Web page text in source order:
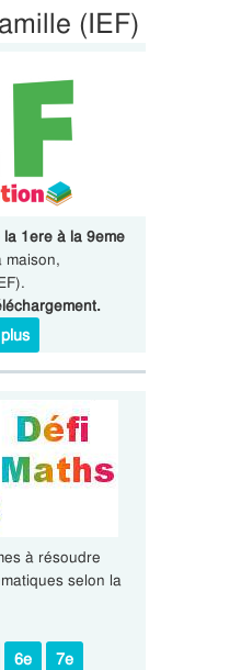
(IEF)
la 1ere à la 9eme
à résoudre
selon la
6e
7e